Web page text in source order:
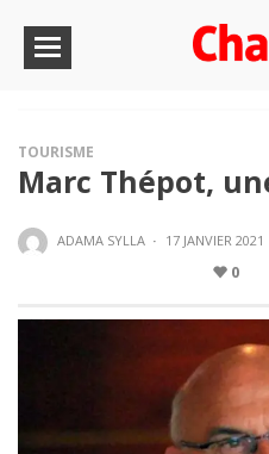
TOURISME
Marc Thépot,
ADAMA SYLLA · 17 JANVIER 2021
0